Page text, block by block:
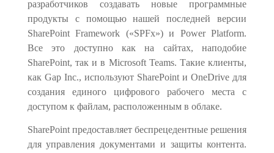
разработчиков создавать новые программные
продукты с помощью нашей последней версии
SharePoint Framework («SPFx») и Power Platform.
Все это доступно как на сайтах, наподобие
SharePoint, так и в Microsoft Teams. Такие клиенты,
как Gap Inc., используют SharePoint и OneDrive для
создания единого цифрового рабочего места с
доступом к файлам, расположенным в облаке.
SharePoint предоставляет беспрецедентные решения
для управления документами и защиты контента.